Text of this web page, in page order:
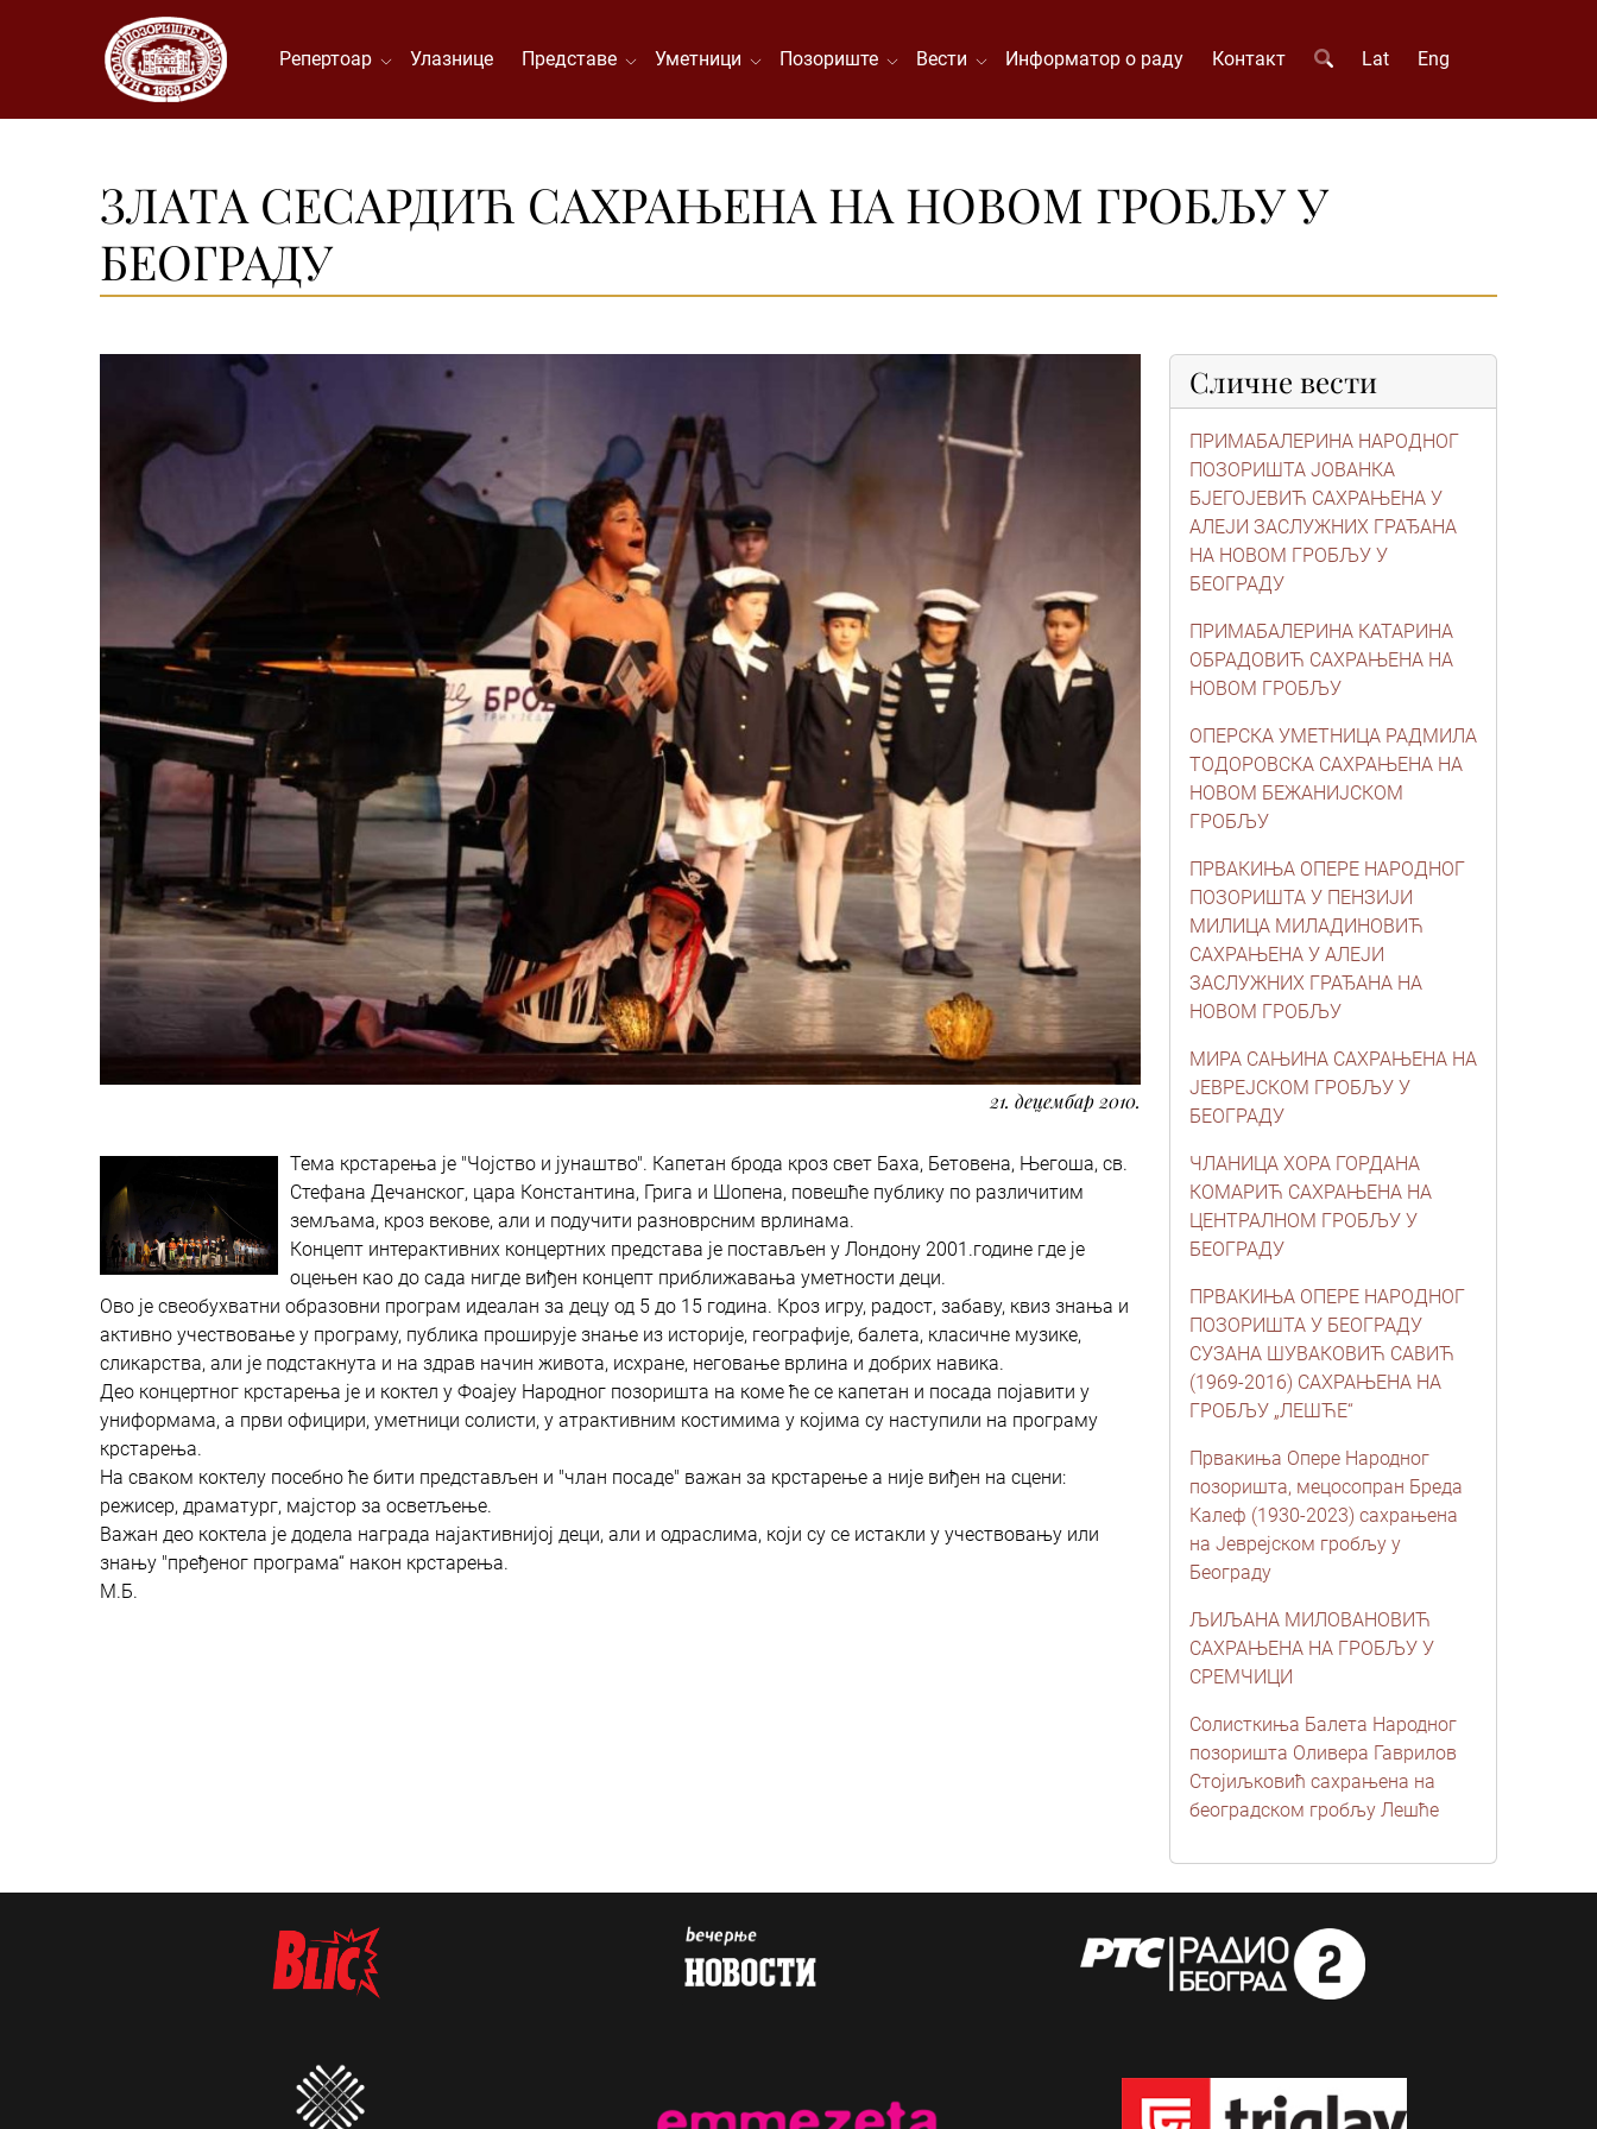
Репертоар Улазнице Представе Уметници Позориште Вести Информатор о раду Контакт Lat Eng
ЗЛAТA СЕСAРДИЋ САХРАЊЕНА НА НОВОМ ГРОБЉУ У
БЕОГРАДУ
21. децембар 2010.
Тема крстарења је "Чојство и јунаштво". Капетан брода кроз свет Баха, Бетовена, Његоша, св.
Стефана Дечанског, цара Константина, Грига и Шопена, повешће публику по различитим
земљама, кроз векове, али и подучити разноврсним врлинама.
Концепт интерактивних концертних представа је постављен у Лондону 2001.године где је
оцењен као до сада нигде виђен концепт приближавања уметности деци.
Ово је свеобухватни образовни програм идеалан за децу од 5 до 15 година. Кроз игру, радост, забаву, квиз знања и
активно учествовање у програму, публика проширује знање из историје, географије, балета, класичне музике,
сликарства, али је подстакнута и на здрав начин живота, исхране, неговање врлина и добрих навика.
Део концертног крстарења је и коктел у Фоајеу Народног позоришта на коме ће се капетан и посада појавити у
униформама, а први официри, уметници солисти, у атрактивним костимима у којима су наступили на програму
крстарења.
На сваком коктелу посебно ће бити представљен и "члан посаде" важан за крстарење а није виђен на сцени:
режисер, драматург, мајстор за осветљење.
Важан део коктела је додела награда најактивнијој деци, али и одраслима, који су се истакли у учествовању или
знању "пређеног програма“ након крстарења.
М.Б.
Сличне вести
ПРИМАБАЛЕРИНА НАРОДНОГ
ПОЗОРИШТА ЈОВАНКА
БЈЕГОЈЕВИЋ САХРАЊЕНА У
АЛЕЈИ ЗАСЛУЖНИХ ГРАЂАНА
НА НОВОМ ГРОБЉУ У
БЕОГРАДУ
ПРИМАБАЛЕРИНА КАТАРИНА
ОБРАДОВИЋ САХРАЊЕНА НА
НОВОМ ГРОБЉУ
ОПЕРСКА УМЕТНИЦА РАДМИЛА
ТОДОРОВСКА САХРАЊЕНА НА
НОВОМ БЕЖАНИЈСКОМ
ГРОБЉУ
ПРВАКИЊА ОПЕРЕ НАРОДНОГ
ПОЗОРИШТА У ПЕНЗИЈИ
МИЛИЦА МИЛАДИНОВИЋ
САХРАЊЕНА У АЛЕЈИ
ЗАСЛУЖНИХ ГРАЂАНА НА
НОВОМ ГРОБЉУ
МИРА СAЊИНА САХРАЊЕНА НA
ЈЕВРЕЈСКОМ ГРОБЉУ У
БЕОГРАДУ
ЧЛАНИЦА ХОРА ГОРДАНА
КОМАРИЋ САХРАЊЕНА НА
ЦЕНТРАЛНОМ ГРОБЉУ У
БЕОГРАДУ
ПРВАКИЊА ОПЕРЕ НАРОДНОГ
ПОЗОРИШТА У БЕОГРАДУ
СУЗАНА ШУВАКОВИЋ САВИЋ
(1969-2016) САХРАЊЕНА НА
ГРОБЉУ „ЛЕШЋЕ“
Првакиња Опере Народног
позоришта, мецосопран Бреда
Калеф (1930-2023) сахрањена
на Јеврејском гробљу у
Београду
ЉИЉАНА МИЛОВАНОВИЋ
САХРАЊЕНА НА ГРОБЉУ У
СРЕМЧИЦИ
Солисткиња Балета Народног
позоришта Оливера Гаврилов
Стојиљковић сахрањена на
београдском гробљу Лешће